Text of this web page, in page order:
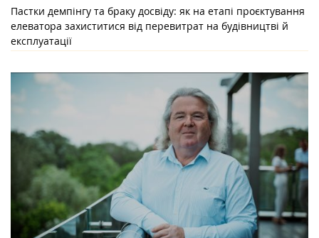
Пастки демпінгу та браку досвіду: як на етапі проєктування
елеватора захиститися від перевитрат на будівництві й
експлуатації